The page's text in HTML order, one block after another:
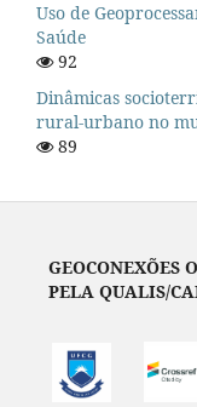
Uso de
Saúde
92
Dinâmicas
rural-urbano no
89
GEOCONEXÕES
PELA QUALIS/